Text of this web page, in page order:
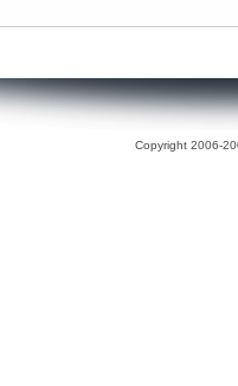
Copyright 2006-